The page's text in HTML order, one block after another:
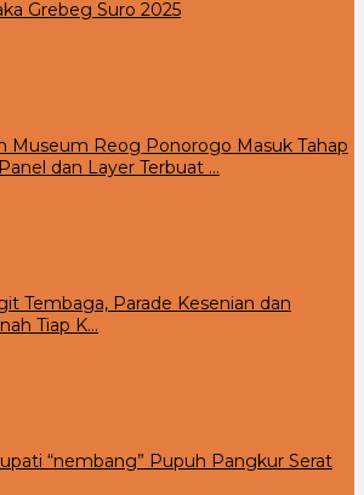
Grebeg Suro 2025
Museum Reog Ponorogo Masuk Tahap
dan Layer Terbuat …
Tembaga, Parade Kesenian dan
Tiap K…
“nembang” Pupuh Pangkur Serat